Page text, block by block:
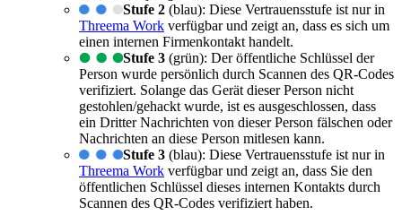
Stufe 2 (blau): Diese Vertrauensstufe ist nur in
Threema Work verfügbar und zeigt an, dass es sich um
einen internen Firmenkontakt handelt.
Stufe 3 (grün): Der öffentliche Schlüssel der
Person wurde persönlich durch Scannen des QR-Codes
verifiziert. Solange das Gerät dieser Person nicht
gestohlen/gehackt wurde, ist es ausgeschlossen, dass
ein Dritter Nachrichten von dieser Person fälschen oder
Nachrichten an diese Person mitlesen kann.
Stufe 3 (blau): Diese Vertrauensstufe ist nur in
Threema Work verfügbar und zeigt an, dass Sie den
öffentlichen Schlüssel dieses internen Kontakts durch
Scannen des QR-Codes verifiziert haben.